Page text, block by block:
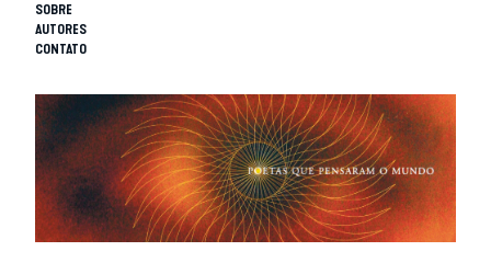
SOBRE
AUTORES
CONTATO